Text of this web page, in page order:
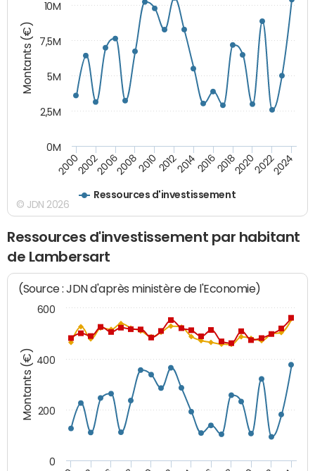
Montants (€)
Ressources d'investissement
200020022006200820102012201420162018202020222024
0M
2,5M
5M
7,5M
10M
© JDN 2026
Ressources d'investissement par habitant
de Lambersart
Montants (€)
(Source : JDN d'après ministère de l'Economie)
0
200
400
600